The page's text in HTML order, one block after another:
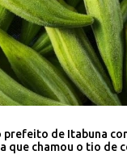
prefeito de Itabuna
que chamou o tio de